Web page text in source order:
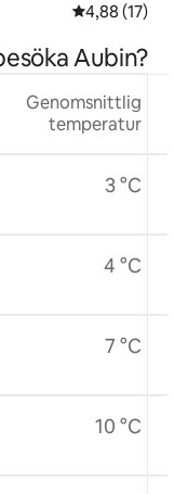
4,88 av 5 i
4,88 (17)
Aubin?
Genomsnittlig
temperatur
3 °C
4 °C
7 °C
10 °C